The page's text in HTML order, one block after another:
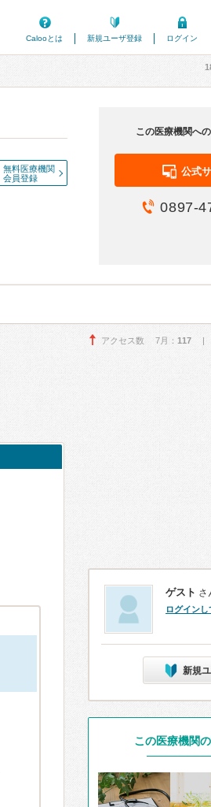
Calooとは
新規ユーザ登録 ログイン
無料医療機関
会員登録
この医療機関へ
公式
0897-
アクセス数 7月： 117 | 6
ゲスト さ
ログイン
新規
この医療機関